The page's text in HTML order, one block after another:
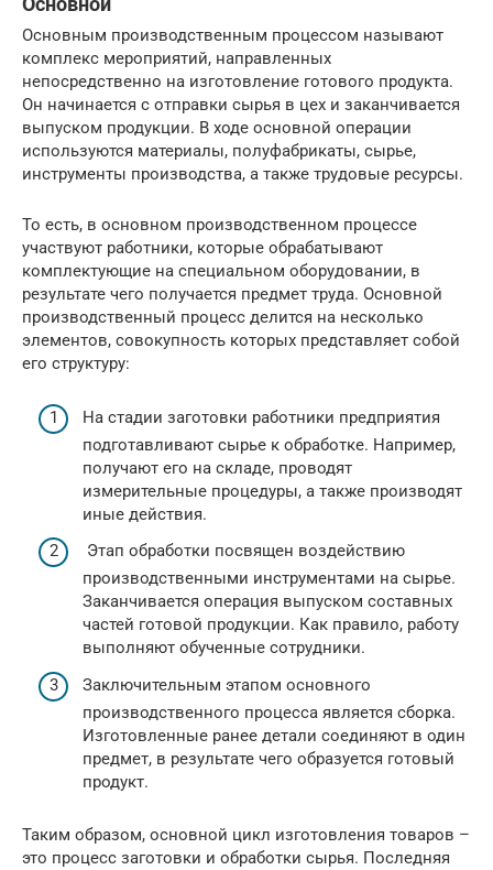
Основным производственным процессом называют
комплекс мероприятий, направленных
непосредственно на изготовление готового продукта.
Он начинается с отправки сырья в цех и заканчивается
выпуском продукции. В ходе основной операции
используются материалы, полуфабрикаты, сырье,
инструменты производства, а также трудовые ресурсы.
То есть, в основном производственном процессе
участвуют работники, которые обрабатывают
комплектующие на специальном оборудовании, в
результате чего получается предмет труда. Основной
производственный процесс делится на несколько
элементов, совокупность которых представляет собой
его структуру:
На стадии заготовки работники предприятия
подготавливают сырье к обработке. Например,
получают его на складе, проводят
измерительные процедуры, а также производят
иные действия.
Этап обработки посвящен воздействию
производственными инструментами на сырье.
Заканчивается операция выпуском составных
частей готовой продукции. Как правило, работу
выполняют обученные сотрудники.
Заключительным этапом основного
производственного процесса является сборка.
Изготовленные ранее детали соединяют в один
предмет, в результате чего образуется готовый
продукт.
Таким образом, основной цикл изготовления товаров –
это процесс заготовки и обработки сырья. Последняя